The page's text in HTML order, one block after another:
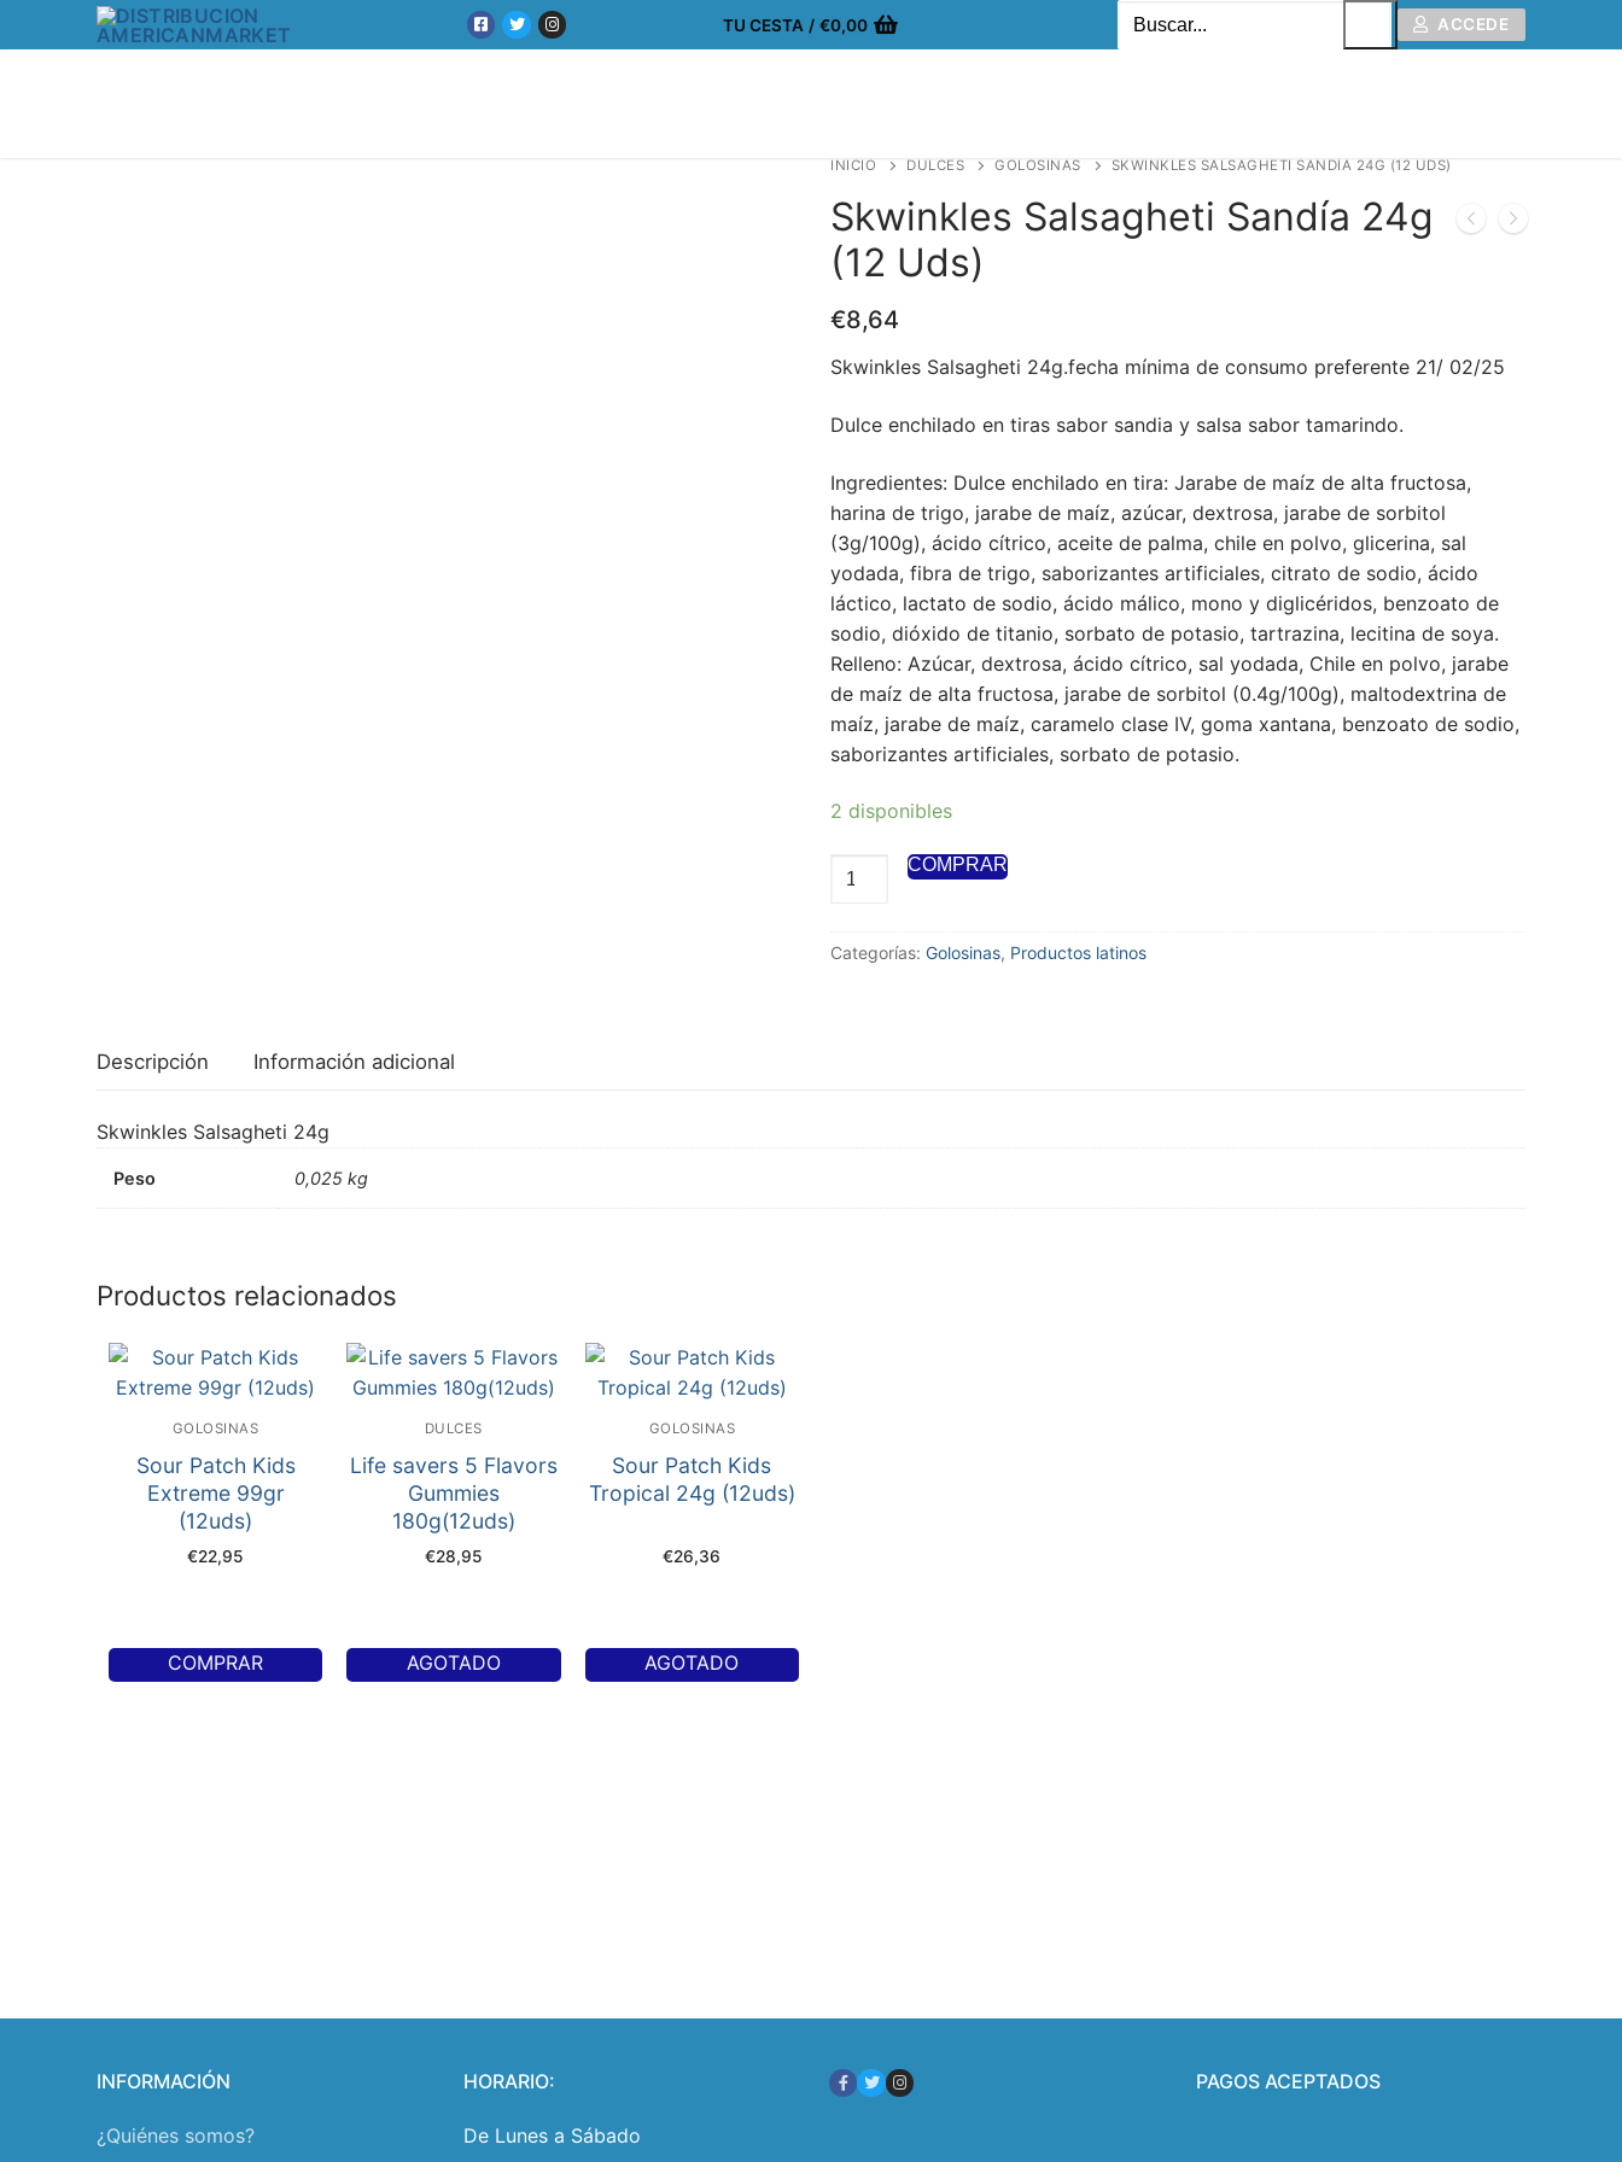
TU CESTA / €0,00 ACCEDE
INICIO DULCES GOLOSINAS SKWINKLES SALSAGHETI SANDÍA 24G (12 UDS)
Skwinkles Salsagheti Sandía 24g
(12 Uds)
€8,64
Skwinkles Salsagheti 24g.fecha mínima de consumo preferente 21/ 02/25
Dulce enchilado en tiras sabor sandia y salsa sabor tamarindo.
Ingredientes: Dulce enchilado en tira: Jarabe de maíz de alta fructosa,
harina de trigo, jarabe de maíz, azúcar, dextrosa, jarabe de sorbitol
(3g/100g), ácido cítrico, aceite de palma, chile en polvo, glicerina, sal
yodada, fibra de trigo, saborizantes artificiales, citrato de sodio, ácido
láctico, lactato de sodio, ácido málico, mono y diglicéridos, benzoato de
sodio, dióxido de titanio, sorbato de potasio, tartrazina, lecitina de soya.
Relleno: Azúcar, dextrosa, ácido cítrico, sal yodada, Chile en polvo, jarabe
de maíz de alta fructosa, jarabe de sorbitol (0.4g/100g), maltodextrina de
maíz, jarabe de maíz, caramelo clase IV, goma xantana, benzoato de sodio,
saborizantes artificiales, sorbato de potasio.
2 disponibles
COMPRAR
Categorías: Golosinas, Productos latinos
Descripción Información adicional
Skwinkles Salsagheti 24g
Peso 0,025 kg
Productos relacionados
GOLOSINAS
Sour Patch Kids
Extreme 99gr
(12uds)
€22,95
COMPRAR
DULCES
Life savers 5 Flavors
Gummies
180g(12uds)
€28,95
AGOTADO
GOLOSINAS
Sour Patch Kids
Tropical 24g (12uds)
€26,36
AGOTADO
INFORMACIÓN
¿Quiénes somos?
HORARIO:
De Lunes a Sábado
PAGOS ACEPTADOS